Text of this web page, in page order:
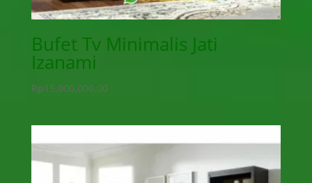
Bufet Tv Minimalis Jati
Izanami
Rp15,000,000.00